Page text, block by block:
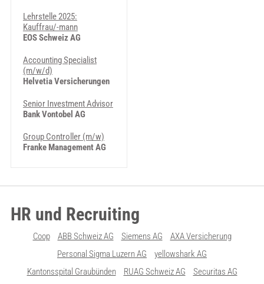
Lehrstelle 2025:
Kauffrau/-mann
EOS Schweiz AG
Accounting Specialist
(m/w/d)
Helvetia Versicherungen
Senior Investment Advisor
Bank Vontobel AG
Group Controller (m/w)
Franke Management AG
HR und Recruiting
Coop ABB Schweiz AG Siemens AG
AXA Versicherung
Personal Sigma Luzern AG
yellowshark AG
Kantonsspital Graubünden
RUAG Schweiz AG Securitas AG